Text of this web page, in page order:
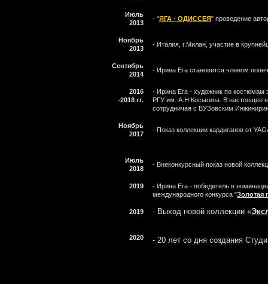
Июль
2013
- "ЯГА - ОДИССЕЯ" проведение
Ноябрь
2013
- Италия, г.Милан, участие в
Сентябрь
2014
- Ирина Ега становится членом
2016
-2018 гг.
- Ирина Ега - художник по костюмам
РГУ им. А.Н.Косыгина. В настоящее
сотрудничая с ВУЗовским
Ноябрь
2017
- Показ коллекции кардиганов от
Июль
2018
- Внеконкурсный показ новой
2019
- Ирина Ега - победитель в
международного конкурса "Золотая
2019 - Выход новой коллекции «
2020 - 20 лет со дня создания